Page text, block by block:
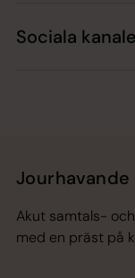
Sociala
Akut samtals-
med en präst på